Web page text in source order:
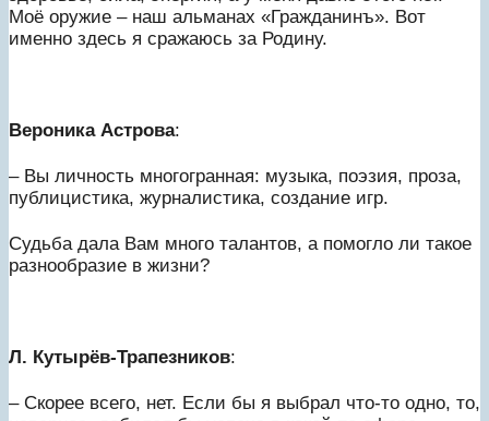
Моё оружие – наш альманах «Гражданинъ». Вот
именно здесь я сражаюсь за Родину.
Вероника Астрова:
– Вы личность многогранная: музыка, поэзия, проза,
публицистика, журналистика, создание игр.
Судьба дала Вам много талантов, а помогло ли такое
разнообразие в жизни?
Л. Кутырёв-Трапезников:
– Скорее всего, нет. Если бы я выбрал что-то одно, то,